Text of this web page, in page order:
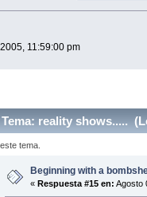
11:59:00 pm
Tema: reality shows.....
tema.
Beginning with a
« Respuesta #15 en: Agosto